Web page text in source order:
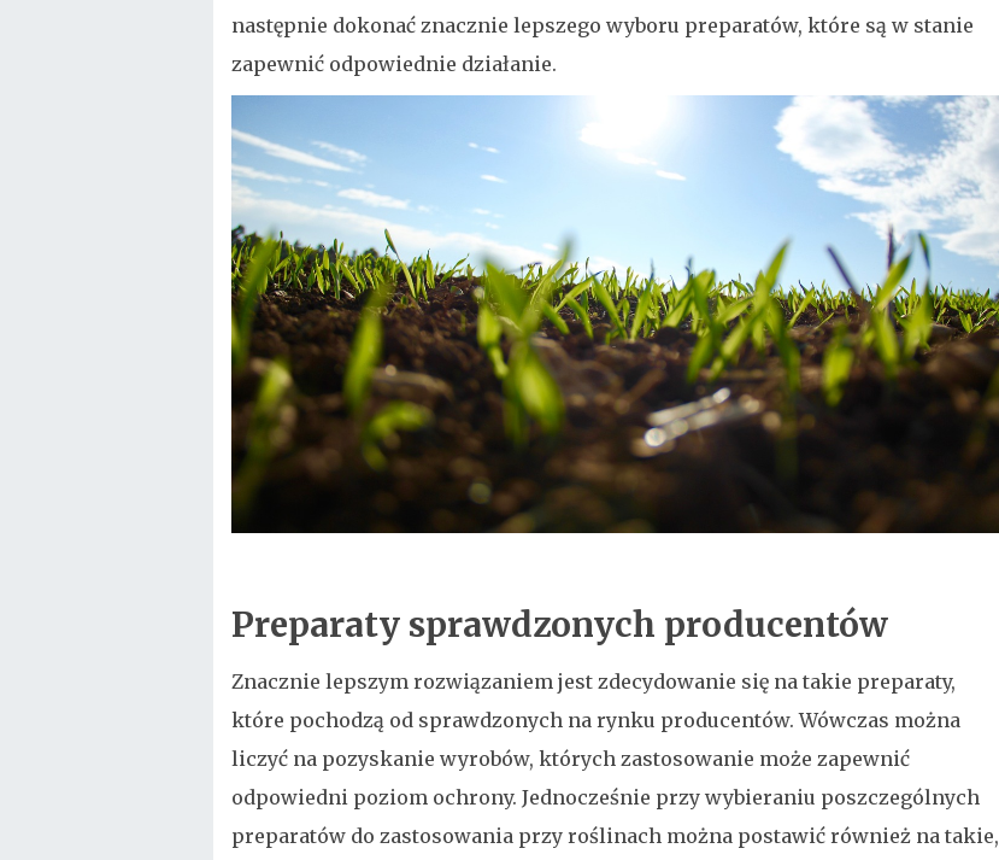
następnie dokonać znacznie lepszego wyboru preparatów, które są w stanie
zapewnić odpowiednie działanie.
Preparaty sprawdzonych producentów
Znacznie lepszym rozwiązaniem jest zdecydowanie się na takie preparaty,
które pochodzą od sprawdzonych na rynku producentów. Wówczas można
liczyć na pozyskanie wyrobów, których zastosowanie może zapewnić
odpowiedni poziom ochrony. Jednocześnie przy wybieraniu poszczególnych
preparatów do zastosowania przy roślinach można postawić również na takie,